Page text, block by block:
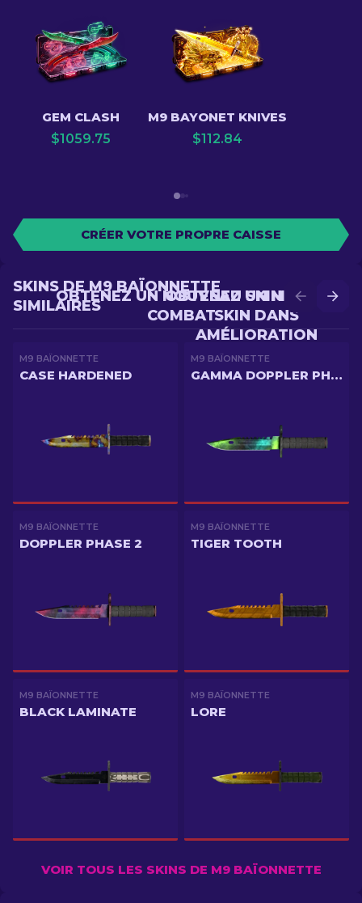
GEM CLASH
$1059.75
M9 BAYONET KNIVES
$112.84
CRÉER VOTRE PROPRE CAISSE
OBTENEZ UN MEILLEUR
SKIN DANS
AMÉLIORATION
OBTENEZ UN NOUVEAU SKIN EN
COMBAT
SKINS DE M9 BAÏONNETTE
SIMILAIRES
M9 BAÏONNETTE
CASE HARDENED
M9 BAÏONNETTE
GAMMA DOPPLER PHASE 4
M9 BAÏONNETTE
DOPPLER PHASE 2
M9 BAÏONNETTE
TIGER TOOTH
M9 BAÏONNETTE
BLACK LAMINATE
M9 BAÏONNETTE
LORE
VOIR TOUS LES SKINS DE M9 BAÏONNETTE